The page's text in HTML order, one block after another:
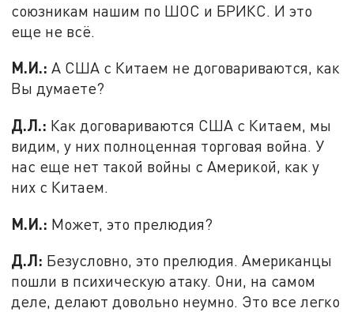
союзникам нашим по ШОС и БРИКС. И это
еще не всё.
М.И.: А США с Китаем не договариваются, как
Вы думаете?
Д.Л.: Как договариваются США с Китаем, мы
видим, у них полноценная торговая война. У
нас еще нет такой войны с Америкой, как у
них с Китаем.
М.И.: Может, это прелюдия?
Д.Л: Безусловно, это прелюдия. Американцы
пошли в психическую атаку. Они, на самом
деле, делают довольно неумно. Это все легко